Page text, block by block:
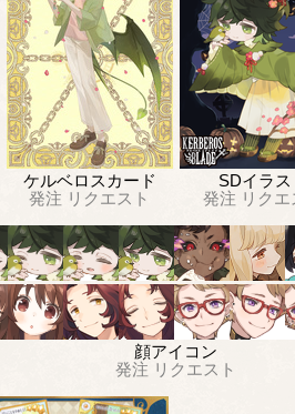
ケルベロスカード
発注 リクエスト
SDイラス
発注 リク
顔アイコン
発注 リクエスト